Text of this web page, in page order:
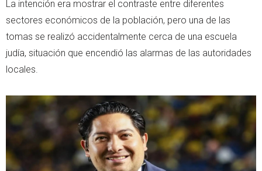
La intención era mostrar el contraste entre diferentes
sectores económicos de la población, pero una de las
tomas se realizó accidentalmente cerca de una escuela
judía, situación que encendió las alarmas de las autoridades
locales.